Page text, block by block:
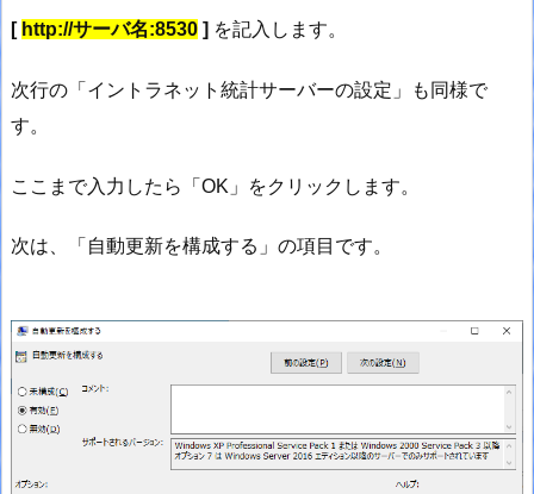
[ http://サーバ名:8530 ] を記入します。
次行の「イントラネット統計サーバーの設定」も同様で
す。
ここまで入力したら「OK」をクリックします。
次は、「自動更新を構成する」の項目です。